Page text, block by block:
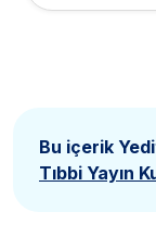
Bu içerik
Tıbbi Yayın